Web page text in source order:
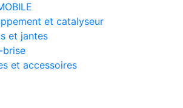
et catalyseur
et jantes
brise
et accessoires